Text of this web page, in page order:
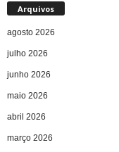
Arquivos
agosto 2026
julho 2026
junho 2026
maio 2026
abril 2026
março 2026